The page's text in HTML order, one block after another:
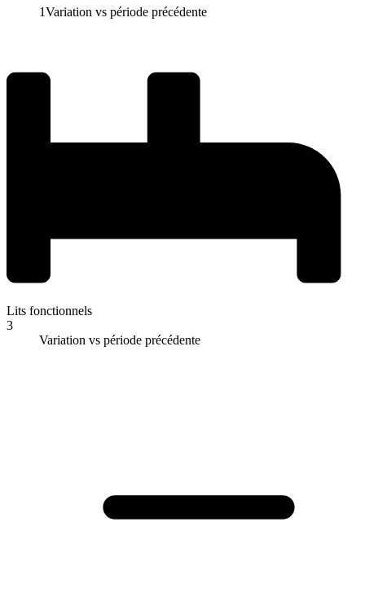
1Variation vs période précédente
Lits fonctionnels
3
Variation vs période précédente